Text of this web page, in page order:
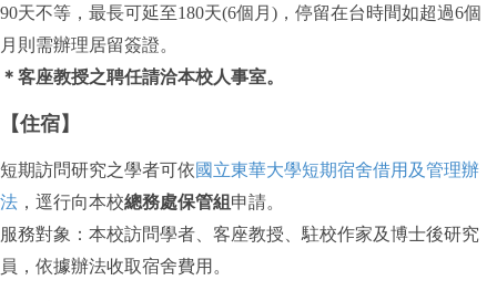
90天不等，最長可延至180天(6個月)，停留在台時間如超過6個
月則需辦理居留簽證。
＊客座教授之聘任請洽本校人事室。
【住宿】
短期訪問研究之學者可依國立東華大學短期宿舍借用及管理辦
法 ，逕行向本校總務處保管組 申請。
服務對象：本校訪問學者、客座教授、駐校作家及博士後研究
員，依據辦法收取宿舍費用。